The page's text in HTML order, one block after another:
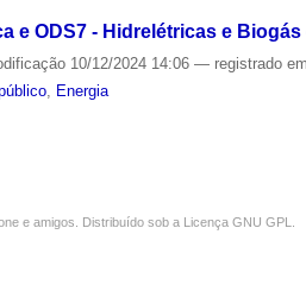
e ODS7 - Hidrelétricas e
10/12/2024 14:06— registrado
Energia
e amigos. Distribuído sob a Licença GNU GPL